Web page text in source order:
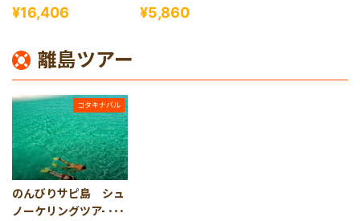
ツアー（コタキナバル
¥16,406
バル発）
¥5,860
離島ツアー
コタキナバル
のんびりサピ島 シュ
ノーケリングツアー